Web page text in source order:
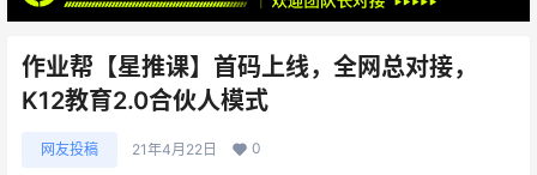
作业帮【星推课】首码上线，全网总对接，
K12教育2.0合伙人模式
网友投稿 21年4月22日 0